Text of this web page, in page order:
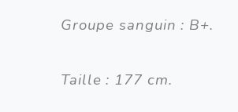
Groupe sanguin : B+.
Taille : 177 cm.